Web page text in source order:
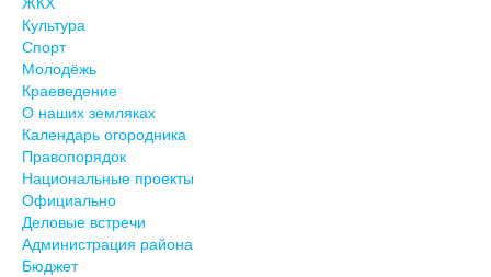
Культура
Спорт
Молодёжь
Краеведение
О наших земляках
Календарь огородника
Правопорядок
Национальные проекты
Официально
Деловые встречи
Администрация района
Бюджет